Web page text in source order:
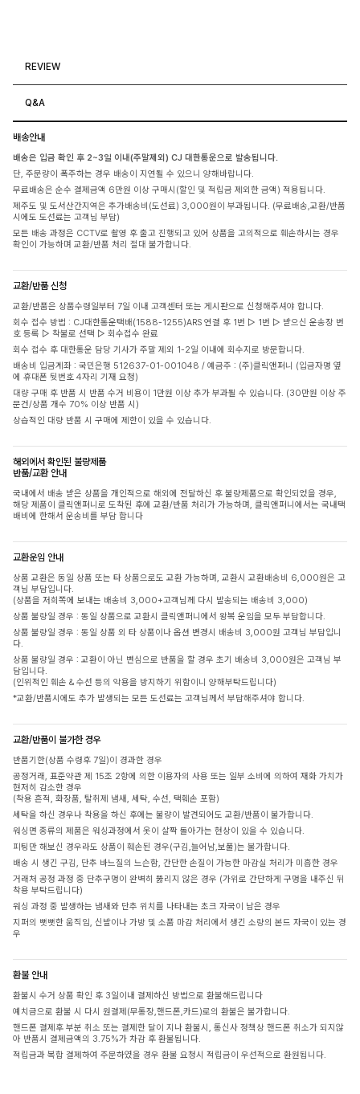
REVIEW
Q&A
배송안내
배송은 입금 확인 후 2~3일 이내(주말제외) CJ 대한통운으로 발송됩니다.
단, 주문량이 폭주하는 경우 배송이 지연될 수 있으니 양해바랍니다.
무료배송은 순수 결제금액 6만원 이상 구매시(할인 및 적립금 제외한 금액) 적용됩니다.
제주도 및 도서산간지역은 추가배송비(도선료) 3,000원이 부과됩니다. (무료배송,교환/반품
시에도 도선료는 고객님 부담)
모든 배송 과정은 CCTV로 촬영 후 출고 진행되고 있어 상품을 고의적으로 훼손하시는 경우
확인이 가능하며 교환/반품 처리 절대 불가합니다.
교환/반품 신청
교환/반품은 상품수령일부터 7일 이내 고객센터 또는 게시판으로 신청해주셔야 합니다.
회수 접수 방법 : CJ대한통운택배(1588-1255)ARS 연결 후 1번 ▷ 1번 ▷ 받으신 운송장 번
호 등록 ▷ 착불로 선택 ▷ 회수접수 완료
회수 접수 후 대한통운 담당 기사가 주말 제외 1-2일 이내에 회수지로 방문합니다.
배송비 입금계좌 : 국민은행 512637-01-001048 / 예금주 : (주)클릭앤퍼니 (입금자명 옆
에 휴대폰 뒷번호 4자리 기재 요청)
대량 구매 후 반품 시 반품 수거 비용이 1만원 이상 추가 부과될 수 있습니다. (30만원 이상 주
문건/상품 개수 70% 이상 반품 시)
상습적인 대량 반품 시 구매에 제한이 있을 수 있습니다.
해외에서 확인된 불량제품
반품/교환 안내
국내에서 배송 받은 상품을 개인적으로 해외에 전달하신 후 불량제품으로 확인되었을 경우,
해당 제품이 클릭앤퍼니로 도착된 후에 교환/반품 처리가 가능하며, 클릭앤퍼니에서는 국내택
배비에 한해서 운송비를 부담 합니다
교환운임 안내
상품 교환은 동일 상품 또는 타 상품으로도 교환 가능하며, 교환시 교환배송비 6,000원은 고
객님 부담입니다.
(상품을 저희쪽에 보내는 배송비 3,000+고객님께 다시 발송되는 배송비 3,000)
상품 불량일 경우 : 동일 상품으로 교환시 클릭앤퍼니에서 왕복 운임을 모두 부담합니다.
상품 불량일 경우 : 동일 상품 외 타 상품이나 옵션 변경시 배송비 3,000원 고객님 부담입니
다.
상품 불량일 경우 : 교환이 아닌 변심으로 반품을 할 경우 초기 배송비 3,000원은 고객님 부
담입니다.
(인위적인 훼손 & 수선 등의 악용을 방지하기 위함이니 양해부탁드립니다)
*교환/반품시에도 추가 발생되는 모든 도선료는 고객님께서 부담해주셔야 합니다.
교환/반품이 불가한 경우
반품기한(상품 수령후 7일)이 경과한 경우
공정거래, 표준약관 제 15조 2항에 의한 이용자의 사용 또는 일부 소비에 의하여 재화 가치가
현저히 감소한 경우
(착용 흔적, 화장품, 탈취제 냄새, 세탁, 수선, 택훼손 포함)
세탁을 하신 경우나 착용을 하신 후에는 불량이 발견되어도 교환/반품이 불가합니다.
워싱면 종류의 제품은 워싱과정에서 옷이 살짝 돌아가는 현상이 있을 수 있습니다.
피팅만 해보신 경우라도 상품이 훼손된 경우(구김,늘어남,보풀)는 불가합니다.
배송 시 생긴 구김, 단추 바느질의 느슨함, 간단한 손질이 가능한 마감실 처리가 미흡한 경우
거래처 공정 과정 중 단추구멍이 완벽히 뚫리지 않은 경우 (가위로 간단하게 구멍을 내주신 뒤
착용 부탁드립니다)
워싱 과정 중 발생하는 냄새와 단추 위치를 나타내는 초크 자국이 남은 경우
지퍼의 뻣뻣한 움직임, 신발이나 가방 및 소품 마감 처리에서 생긴 소량의 본드 자국이 있는 경
우
환불 안내
환불시 수거 상품 확인 후 3일이내 결제하신 방법으로 환불해드립니다
예치금으로 환불 시 다시 원결제(무통장,핸드폰,카드)로의 환불은 불가합니다.
핸드폰 결제후 부분 취소 또는 결제한 달이 지나 환불시, 통신사 정책상 핸드폰 취소가 되지않
아 반품시 결제금액의 3.75%가 차감 후 환불됩니다.
적립금과 복합 결제하여 주문하였을 경우 환불 요청시 적립금이 우선적으로 환원됩니다.